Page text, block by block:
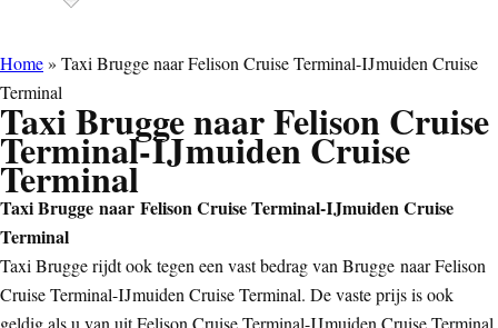
Home» Taxi Brugge naar Felison Cruise Terminal-IJmuiden Cruise
Terminal
Taxi Brugge naar Felison Cruise
Terminal-IJmuiden Cruise
Terminal
Taxi Brugge naar Felison Cruise Terminal-IJmuiden Cruise
Terminal
Taxi Brugge rijdt ook tegen een vast bedrag van Brugge naar Felison
Cruise Terminal-IJmuiden Cruise Terminal. De vaste prijs is ook
geldig als u van uit Felison Cruise Terminal-IJmuiden Cruise Terminal